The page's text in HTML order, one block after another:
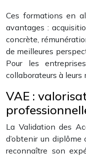
Ces formations en
avantages :
concrète,
de meilleures
Pour les
collaborateurs à
VAE :
La Validation des
d’obtenir un
reconnaître son